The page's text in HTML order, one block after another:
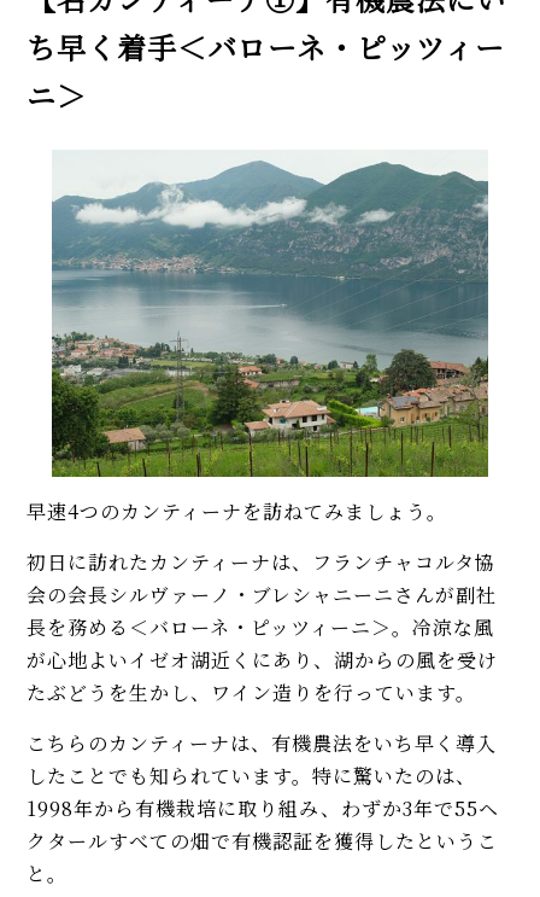
ち早く着手＜バローネ・ピッツィー
ニ＞
早速4つのカンティーナを訪ねてみましょう。
初日に訪れたカンティーナは、フランチャコルタ協
会の会長シルヴァーノ・ブレシャニーニさんが副社
長を務める＜バローネ・ピッツィーニ＞。冷涼な風
が心地よいイゼオ湖近くにあり、湖からの風を受け
たぶどうを生かし、ワイン造りを行っています。
こちらのカンティーナは、有機農法をいち早く導入
したことでも知られています。特に驚いたのは、
1998年から有機栽培に取り組み、わずか3年で55ヘ
クタールすべての畑で有機認証を獲得したというこ
と。